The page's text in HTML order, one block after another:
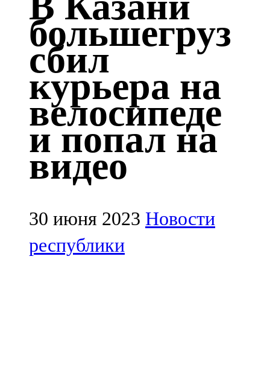
105,2 FM
Казан
91,5 FM
Кайбыч
106,1 FM
Кама тамагы
71,51 FM
Кукмара
107,9 FM
Лениногорский
большегруз
сбил
курьера на
велосипеде
и попал на
видео
30 июня 2023 Новости
республики